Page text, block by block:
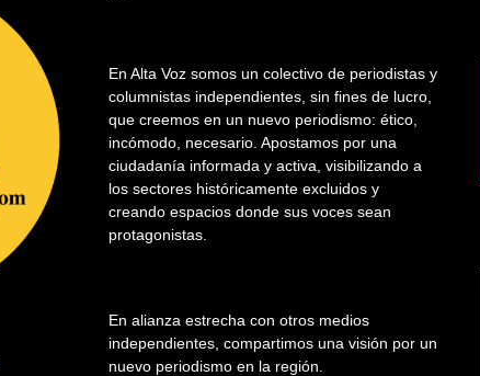
En Alta Voz somos un colectivo de periodistas y
columnistas independientes, sin fines de lucro,
que creemos en un nuevo periodismo: ético,
incómodo, necesario. Apostamos por una
ciudadanía informada y activa, visibilizando a
los sectores históricamente excluidos y
creando espacios donde sus voces sean
protagonistas.
En alianza estrecha con otros medios
independientes, compartimos una visión por un
nuevo periodismo en la región.